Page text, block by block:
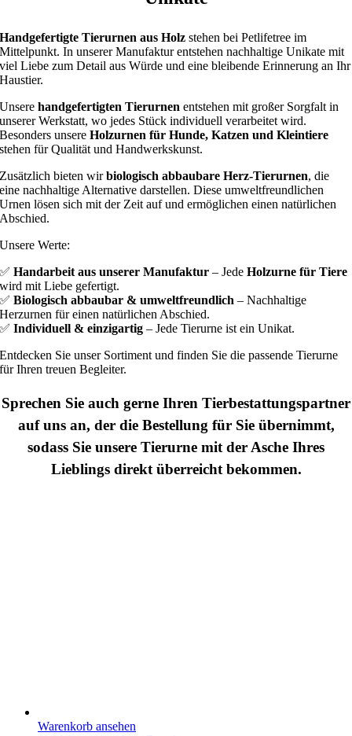
Handgefertigte Tierurnen aus Holz stehen bei Petlifetree im
Mittelpunkt. In unserer Manufaktur entstehen nachhaltige Unikate mit
viel Liebe zum Detail aus Würde und eine bleibende Erinnerung an Ihr
Haustier.
Unserehandgefertigten Tierurnen entstehen mit großer Sorgfalt in
unserer Werkstatt, wo jedes Stück individuell verarbeitet wird.
Besonders unsereHolzurnen für Hunde, Katzen und Kleintiere
stehen für Qualität und Handwerkskunst.
Zusätzlich bieten wirbiologisch abbaubare Herz-Tierurnen, die
eine nachhaltige Alternative darstellen. Diese umweltfreundlichen
Urnen lösen sich mit der Zeit auf und ermöglichen einen natürlichen
Abschied.
Unsere Werte:
✅Handarbeit aus unserer Manufaktur – JedeHolzurne für Tiere
wird mit Liebe gefertigt.
✅Biologisch abbaubar & umweltfreundlich – Nachhaltige
Herzurnen für einen natürlichen Abschied.
✅Individuell & einzigartig – Jede Tierurne ist ein Unikat.
Entdecken Sie unser Sortiment und finden Sie die passende Tierurne
für Ihren treuen Begleiter.
Sprechen Sie auch gerne Ihren Tierbestattungspartner
auf uns an, der die Bestellung für Sie übernimmt,
sodass Sie unsere Tierurne mit der Asche Ihres
Lieblings direkt überreicht bekommen.
Warenkorb ansehen